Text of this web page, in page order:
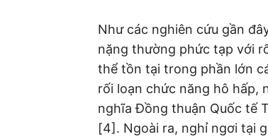
Như các nghiên cứu gần
nặng thường phức tạp với
thể tồn tại trong phần lớn
rối loạn chức năng hô hấp,
nghĩa Đồng thuận Quốc tế
[4]. Ngoài ra, nghỉ ngơi tại